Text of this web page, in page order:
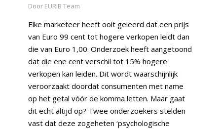
Door EURIB Team
Elke marketeer heeft ooit geleerd dat een prijs
van Euro 99 cent tot hogere verkopen leidt dan
die van Euro 1,00. Onderzoek heeft aangetoond
dat die ene cent verschil tot 15% hogere
verkopen kan leiden. Dit wordt waarschijnlijk
veroorzaakt doordat consumenten met name
op het getal vóór de komma letten. Maar gaat
dit echt altijd op? Twee onderzoekers stelden
vast dat deze zogeheten ‘psychologische